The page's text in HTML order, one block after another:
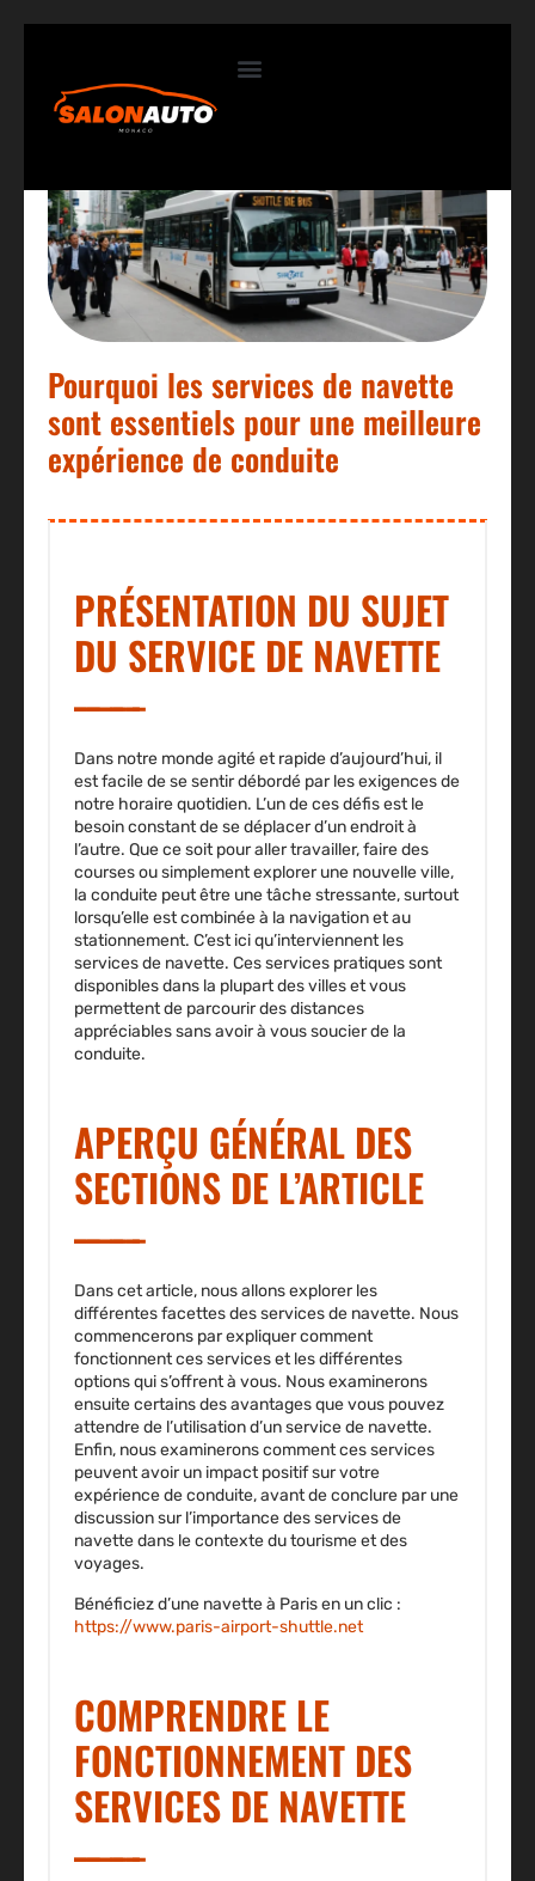
Pourquoi les services de navette
sont essentiels pour une meilleure
expérience de conduite
PRÉSENTATION DU SUJET
DU SERVICE DE NAVETTE
Dans notre monde agité et rapide d’aujourd’hui, il
est facile de se sentir débordé par les exigences de
notre horaire quotidien. L’un de ces défis est le
besoin constant de se déplacer d’un endroit à
l’autre. Que ce soit pour aller travailler, faire des
courses ou simplement explorer une nouvelle ville,
la conduite peut être une tâche stressante, surtout
lorsqu’elle est combinée à la navigation et au
stationnement. C’est ici qu’interviennent les
services de navette. Ces services pratiques sont
disponibles dans la plupart des villes et vous
permettent de parcourir des distances
appréciables sans avoir à vous soucier de la
conduite.
APERÇU GÉNÉRAL DES
SECTIONS DE L’ARTICLE
Dans cet article, nous allons explorer les
différentes facettes des services de navette. Nous
commencerons par expliquer comment
fonctionnent ces services et les différentes
options qui s’offrent à vous. Nous examinerons
ensuite certains des avantages que vous pouvez
attendre de l’utilisation d’un service de navette.
Enfin, nous examinerons comment ces services
peuvent avoir un impact positif sur votre
expérience de conduite, avant de conclure par une
discussion sur l’importance des services de
navette dans le contexte du tourisme et des
voyages.
Bénéficiez d’une navette à Paris en un clic :
https://www.paris-airport-shuttle.net
COMPRENDRE LE
FONCTIONNEMENT DES
SERVICES DE NAVETTE